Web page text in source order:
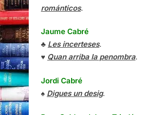
románticos.
Jaume Cabré
♣ Les incerteses.
♥ Quan arriba la penombra.
Jordi Cabré
♠ Digues un desig.